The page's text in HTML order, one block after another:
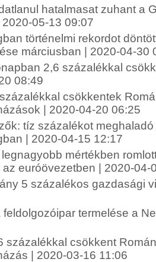
hatalmasat zuhant a
05-13 09:07
történelmi rekordot
márciusban | 2020-04-30
2,6 százalékkal
08:49
csökkentek
| 2020-04-20 06:25
tíz százalékot
| 2020-04-15 12:17
mértékben
euróövezetben | 2020-04-
5 százalékos gazdasági
termelése a
százalékkal csökkent
| 2020-03-16 11:06